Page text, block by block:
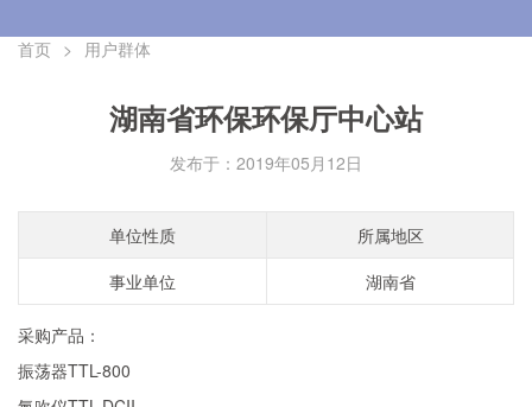
首页 > 用户群体
湖南省环保环保厅中心站
发布于：2019年05月12日
单位性质
所属地区
事业单位
湖南省
采购产品：
振荡器TTL-800